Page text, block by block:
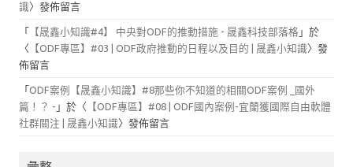
識〉發佈留言
「 【晟鑫小知識#4】 中央對ODF的推動措施 - 晟鑫科技部落格 」於
〈 【ODF專區】#03 | ODF政府推動的日程以及目的 | 晟鑫小知識〉發
佈留言
「 ODF案例【晟鑫小知識】#8那些你不知道的相關ODF案例 _國外
篇！？ - 」於〈 【ODF專區】#08 | ODF國內案例-宜蘭獲國際自由軟體
社群關注 | 晟鑫小知識〉發佈留言